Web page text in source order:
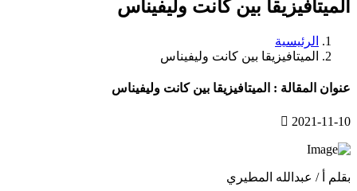
الميتافيزيقا بين كانت وليفيناس
الرئيسية
الميتافيزيقا بين كانت وليفيناس
عنوان المقالة : الميتافيزيقا بين كانت وليفيناس
2021-11-10
بقلم أ / عبدالله المطيري